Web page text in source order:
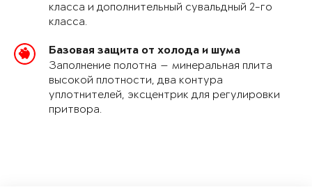
класса и дополнительный сувальдный 2-го
класса.
Базовая защита от холода и шума
Заполнение полотна — минеральная плита
высокой плотности, два контура
уплотнителей, эксцентрик для регулировки
притвора.